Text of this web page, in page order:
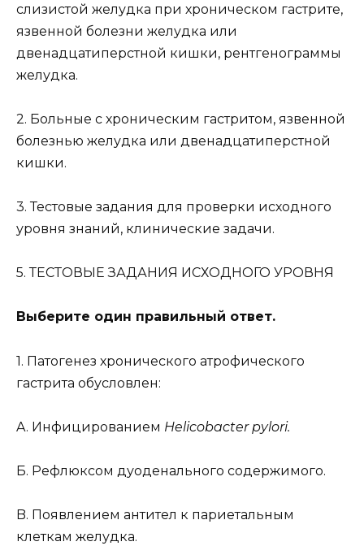
слизистой желудка при хроническом гастрите,
язвенной болезни желудка или
двенадцатиперстной кишки, рентгенограммы
желудка.
2. Больные с хроническим гастритом, язвенной
болезнью желудка или двенадцатиперстной
кишки.
3. Тестовые задания для проверки исходного
уровня знаний, клинические задачи.
5. ТЕСТОВЫЕ ЗАДАНИЯ ИСХОДНОГО УРОВНЯ
Выберите один правильный ответ.
1. Патогенез хронического атрофического
гастрита обусловлен:
A. Инфицированием Helicobacter pylori.
Б. Рефлюксом дуоденального содержимого.
B. Появлением антител к париетальным
клеткам желудка.